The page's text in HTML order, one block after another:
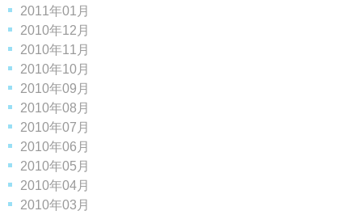
2011年01月
2010年12月
2010年11月
2010年10月
2010年09月
2010年08月
2010年07月
2010年06月
2010年05月
2010年04月
2010年03月